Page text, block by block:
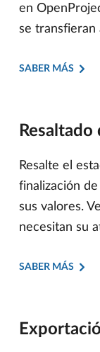
en
se transfieran
SABER MÁS
Resalte el
finalización
sus valores.
necesitan su
SABER MÁS